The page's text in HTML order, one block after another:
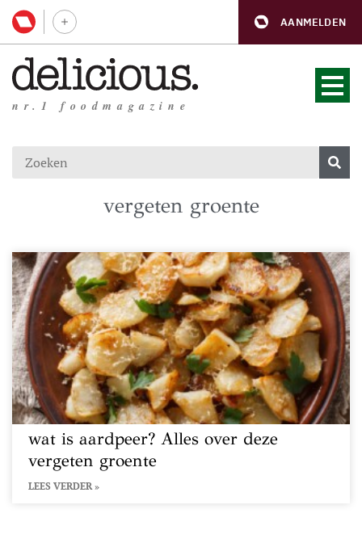
AANMELDEN
nr.1 foodmagazine
vergeten groente
wat is aardpeer? Alles over deze
vergeten groente
LEES VERDER »